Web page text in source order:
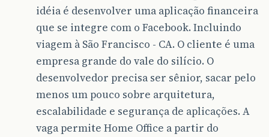
idéia é desenvolver uma aplicação financeira
que se integre com o Facebook. Incluindo
viagem à São Francisco - CA. O cliente é uma
empresa grande do vale do silício. O
desenvolvedor precisa ser sênior, sacar pelo
menos um pouco sobre arquitetura,
escalabilidade e segurança de aplicações. A
vaga permite Home Office a partir do